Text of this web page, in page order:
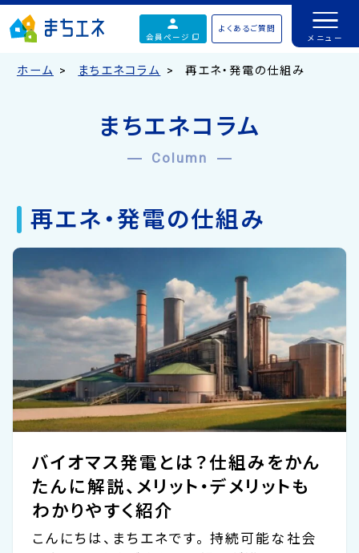
会員ページ
よくあるご質問
ホーム まちエネコラム 再エネ・発電の仕組み
まちエネコラム
Column
再エネ・発電の仕組み
バイオマス発電とは？仕組みをかん
たんに解説、メリット・デメリットも
わかりやすく紹介
こんにちは、まちエネです。 持続可能な社会